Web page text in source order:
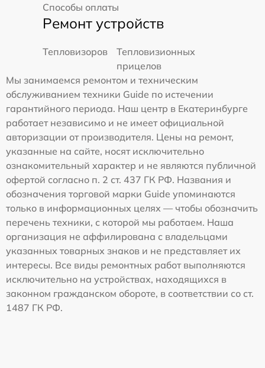
Способы оплаты
Ремонт устройств
Тепловизоров
Тепловизионных
прицелов
Мы занимаемся ремонтом и техническим
обслуживанием техники Guide по истечении
гарантийного периода. Наш центр в Екатеринбурге
работает независимо и не имеет официальной
авторизации от производителя. Цены на ремонт,
указанные на сайте, носят исключительно
ознакомительный характер и не являются публичной
офертой согласно п. 2 ст. 437 ГК РФ. Названия и
обозначения торговой марки Guide упоминаются
только в информационных целях — чтобы обозначить
перечень техники, с которой мы работаем. Наша
организация не аффилирована с владельцами
указанных товарных знаков и не представляет их
интересы. Все виды ремонтных работ выполняются
исключительно на устройствах, находящихся в
законном гражданском обороте, в соответствии со ст.
1487 ГК РФ.